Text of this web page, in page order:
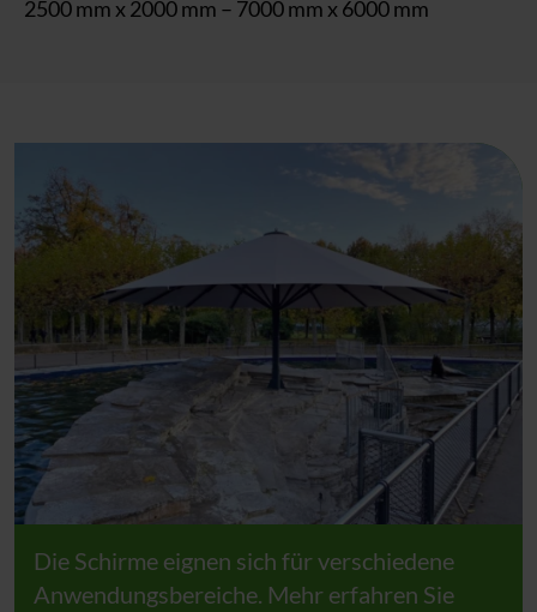
2500 mm x 2000 mm – 7000 mm x 6000 mm
Die Schirme eignen sich für verschiedene
Anwendungsbereiche. Mehr erfahren Sie